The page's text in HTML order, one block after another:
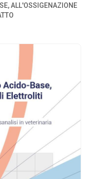
ALL'OSSIGENAZIONE